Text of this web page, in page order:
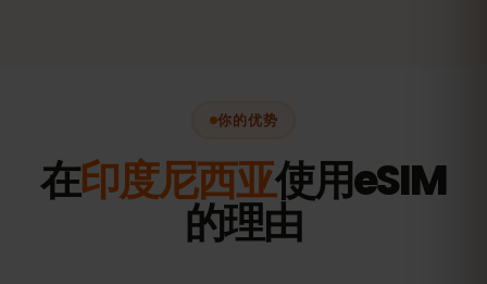
你的优势
在印度尼西亚使用eSIM
的理由